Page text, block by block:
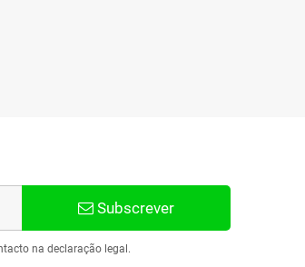
Subscrever
na declaração legal.